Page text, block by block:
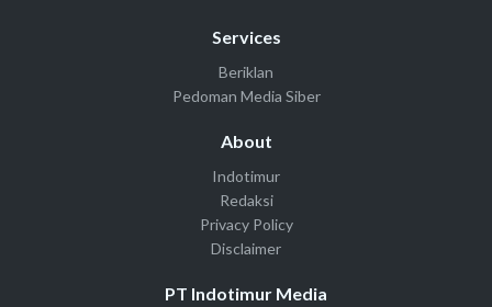
Services
Beriklan
Pedoman Media Siber
About
Indotimur
Redaksi
Privacy Policy
Disclaimer
PT Indotimur Media